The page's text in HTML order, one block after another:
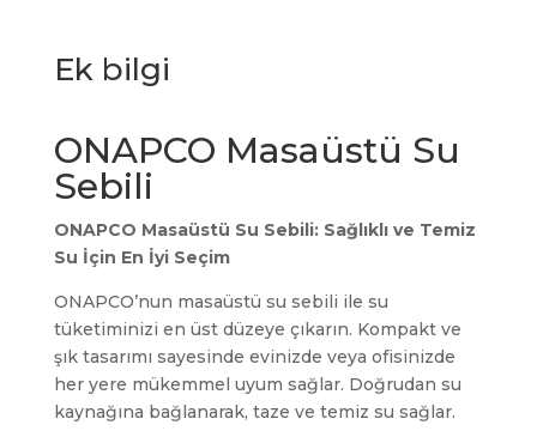
Ek bilgi
ONAPCO Masaüstü Su
Sebili
ONAPCO Masaüstü Su Sebili: Sağlıklı ve Temiz
Su İçin En İyi Seçim
ONAPCO’nun masaüstü su sebili ile su
tüketiminizi en üst düzeye çıkarın. Kompakt ve
şık tasarımı sayesinde evinizde veya ofisinizde
her yere mükemmel uyum sağlar. Doğrudan su
kaynağına bağlanarak, taze ve temiz su sağlar.